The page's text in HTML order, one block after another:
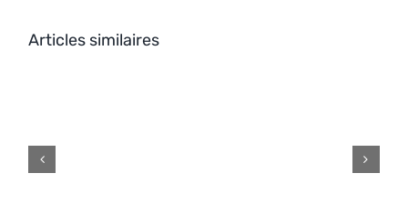
Articles similaires